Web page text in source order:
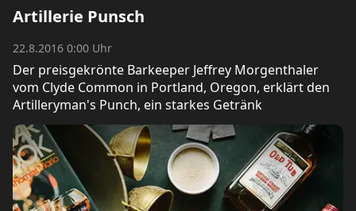
Artillerie Punsch
22.8.2016 0:00 Uhr
Der preisgekrönte Barkeeper Jeffrey Morgenthaler
vom Clyde Common in Portland, Oregon, erklärt den
Artilleryman's Punch, ein starkes Getränk